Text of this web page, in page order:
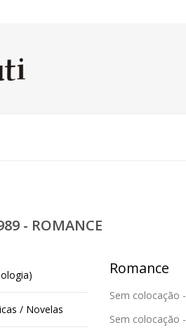
- ROMANCE
Romance
Sem colocação -
Sem colocação -
/ Novelas